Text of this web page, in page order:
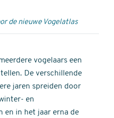
de nieuwe Vogelatlas
vogelaars een
tellen. De verschillende
jaren spreiden door
en
en in het jaar erna de